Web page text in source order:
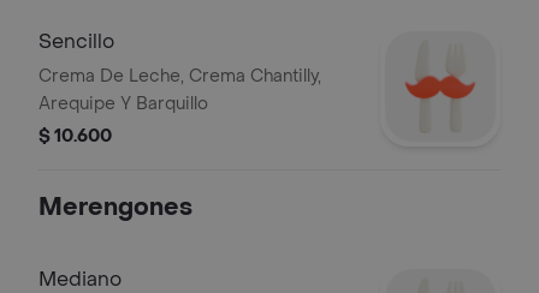
Sencillo
Crema De Leche, Crema Chantilly,
Arequipe Y Barquillo
$ 10.600
Merengones
Mediano